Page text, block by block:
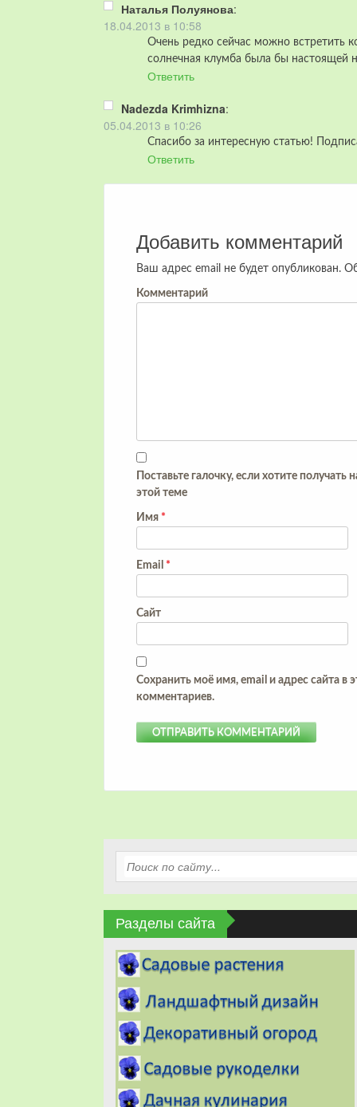
Наталья Полуянова:
18.04.2013 в 10:58
Очень редко сейчас можно встретить
солнечная клумба была бы настоящей
Ответить
Nadezda Krimhizna:
05.04.2013 в 10:26
Спасибо за интересную статью!
Ответить
Добавить комментарий
Ваш адрес email не будет опубликован.
Комментарий
Поставьте галочку, если хотите
этой теме
Имя *
Email *
Сайт
Сохранить моё имя, email и адрес сайта
комментариев.
Разделы сайта